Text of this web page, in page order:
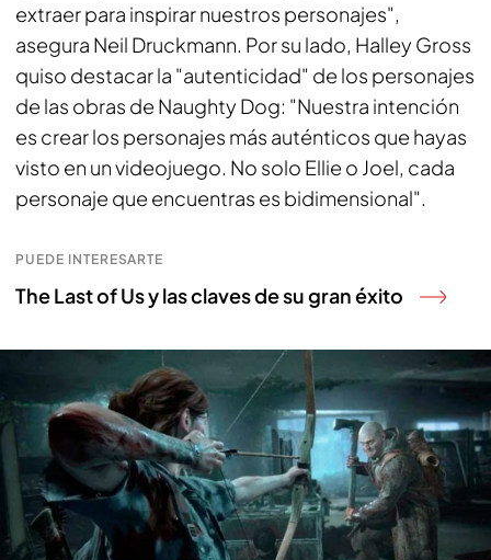
extraer para inspirar nuestros personajes",
asegura Neil Druckmann. Por su lado, Halley Gross
quiso destacar la "autenticidad" de los personajes
de las obras de Naughty Dog: "Nuestra intención
es crear los personajes más auténticos que hayas
visto en un videojuego. No solo Ellie o Joel, cada
personaje que encuentras es bidimensional".
PUEDE INTERESARTE
The Last of Us y las claves de su gran éxito